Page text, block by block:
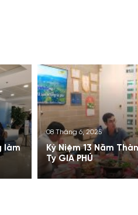
làm
08 Tháng 6, 2025
Kỷ Niệm 13 Năm
Ty GIA PHÚ